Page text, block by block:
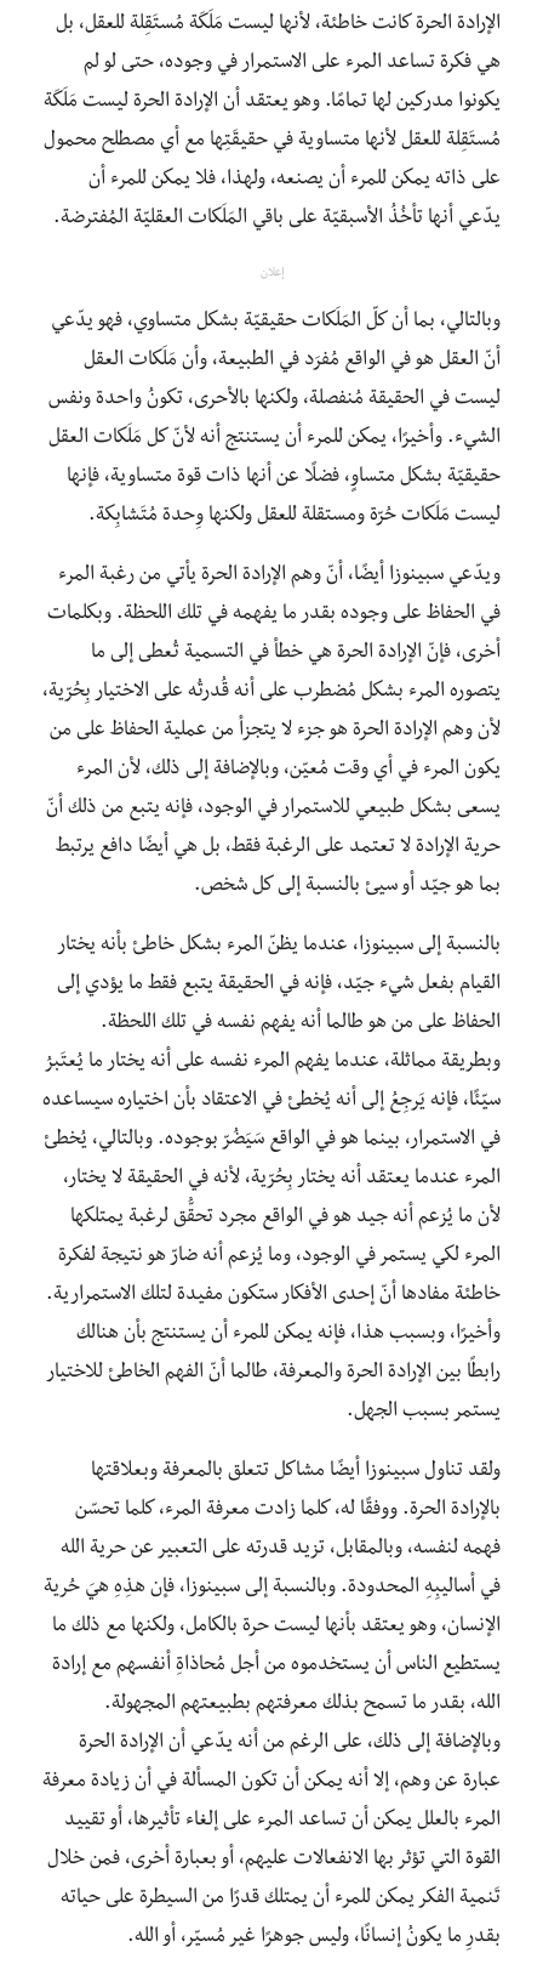
الإرادة الحرة كانت خاطئة، لأنها ليست مَلَكَة مُستَقِلة للعقل، بل
هي فكرة تساعد المرء على الاستمرار في وجوده، حتى لو لم
يكونوا مدركين لها تمامًا. وهو يعتقد أن الإرادة الحرة ليست مَلَكَة
مُستَقِلة للعقل لأنها متساوية في حقيقَتِها مع أي مصطلح محمول
على ذاته يمكن للمرء أن يصنعه، ولهذا، فلا يمكن للمرء أن
يدّعي أنها تأخُذُ الأسبقيّة على باقي المَلَكات العقليّة المُفترضة.
إعلان
وبالتالي، بما أن كلّ المَلَكات حقيقيّة بشكل متساوي، فهو يدّعي
أنّ العقل هو في الواقع مُفرَد في الطبيعة، وأن مَلَكات العقل
ليست في الحقيقة مُنفصلة، ولكنها بالأحرى، تكونُ واحدة ونفس
الشيء. وأخيرًا، يمكن للمرء أن يستنتج أنه لأنّ كل مَلَكات العقل
حقيقيّة بشكل متساوٍ، فضلًا عن أنها ذات قوة متساوية، فإنها
ليست مَلَكات حُرّة ومستقلة للعقل ولكنها وِحدة مُتَشابِكة.
ويدّعي سبينوزا أيضًا، أنّ وهم الإرادة الحرة يأتي من رغبة المرء
في الحفاظ على وجوده بقدر ما يفهمه في تلك اللحظة. وبكلمات
أخرى، فإنّ الإرادة الحرة هي خطأ في التسمية تُعطى إلى ما
يتصوره المرء بشكل مُضطرب على أنه قُدرتُه على الاختيار بِحُرّية،
لأن وهم الإرادة الحرة هو جزء لا يتجزأ من عملية الحفاظ على من
يكون المرء في أي وقت مُعيّن، وبالإضافة إلى ذلك، لأن المرء
يسعى بشكل طبيعي للاستمرار في الوجود، فإنه يتبع من ذلك أنّ
حرية الإرادة لا تعتمد على الرغبة فقط، بل هي أيضًا دافع يرتبط
بما هو جيّد أو سيئ بالنسبة إلى كل شخص.
بالنسبة إلى سبينوزا، عندما يظنّ المرء بشكل خاطئ بأنه يختار
القيام بفعل شيء جيّد، فإنه في الحقيقة يتبع فقط ما يؤدي إلى
الحفاظ على من هو طالما أنه يفهم نفسه في تلك اللحظة.
وبطريقة مماثلة، عندما يفهم المرء نفسه على أنه يختار ما يُعتَبرُ
سيّئًا، فإنه يَرجِعُ إلى أنه يُخطئ في الاعتقاد بأن اختياره سيساعده
في الاستمرار، بينما هو في الواقع سَيَضُرّ بوجوده. وبالتالي، يُخطئ
المرء عندما يعتقد أنه يختار بِحُرّية، لأنه في الحقيقة لا يختار،
لأن ما يُزعم أنه جيد هو في الواقع مجرد تحقُّق لرغبة يمتلكها
المرء لكي يستمر في الوجود، وما يُزعم أنه ضارّ هو نتيجة لفكرة
خاطئة مفادها أنّ إحدى الأفكار ستكون مفيدة لتلك الاستمرارية.
وأخيرًا، وبسبب هذا، فإنه يمكن للمرء أن يستنتج بأن هنالك
رابطًا بين الإرادة الحرة والمعرفة، طالما أنّ الفهم الخاطئ للاختيار
يستمر بسبب الجهل.
ولقد تناول سبينوزا أيضًا مشاكل تتعلق بالمعرفة وبعلاقتها
بالإرادة الحرة. ووفقًا له، كلما زادت معرفة المرء، كلما تحسّن
فهمه لنفسه، وبالمقابل، تزيد قدرته على التعبير عن حرية الله
في أساليبِهِ المحدودة. وبالنسبة إلى سبينوزا، فإن هذِهِ هيَ حُرية
الإنسان، وهو يعتقد بأنها ليست حرة بالكامل، ولكنها مع ذلك ما
يستطيع الناس أن يستخدموه من أجل مُحاذاةِ أنفسهم مع إرادة
الله، بقدر ما تسمح بذلك معرفتهم بطبيعتهم المجهولة.
وبالإضافة إلى ذلك، على الرغم من أنه يدّعي أن الإرادة الحرة
عبارة عن وهم، إلا أنه يمكن أن تكون المسألة في أن زيادة معرفة
المرء بالعلل يمكن أن تساعد المرء على إلغاء تأثيرها، أو تقييد
القوة التي تؤثر بها الانفعالات عليهم، أو بعبارة أخرى، فمن خلال
تَنمية الفكر يمكن للمرء أن يمتلك قدرًا من السيطرة على حياته
بقدرِ ما يكونُ إنسانًا، وليس جوهرًا غير مُسيّر، أو الله.